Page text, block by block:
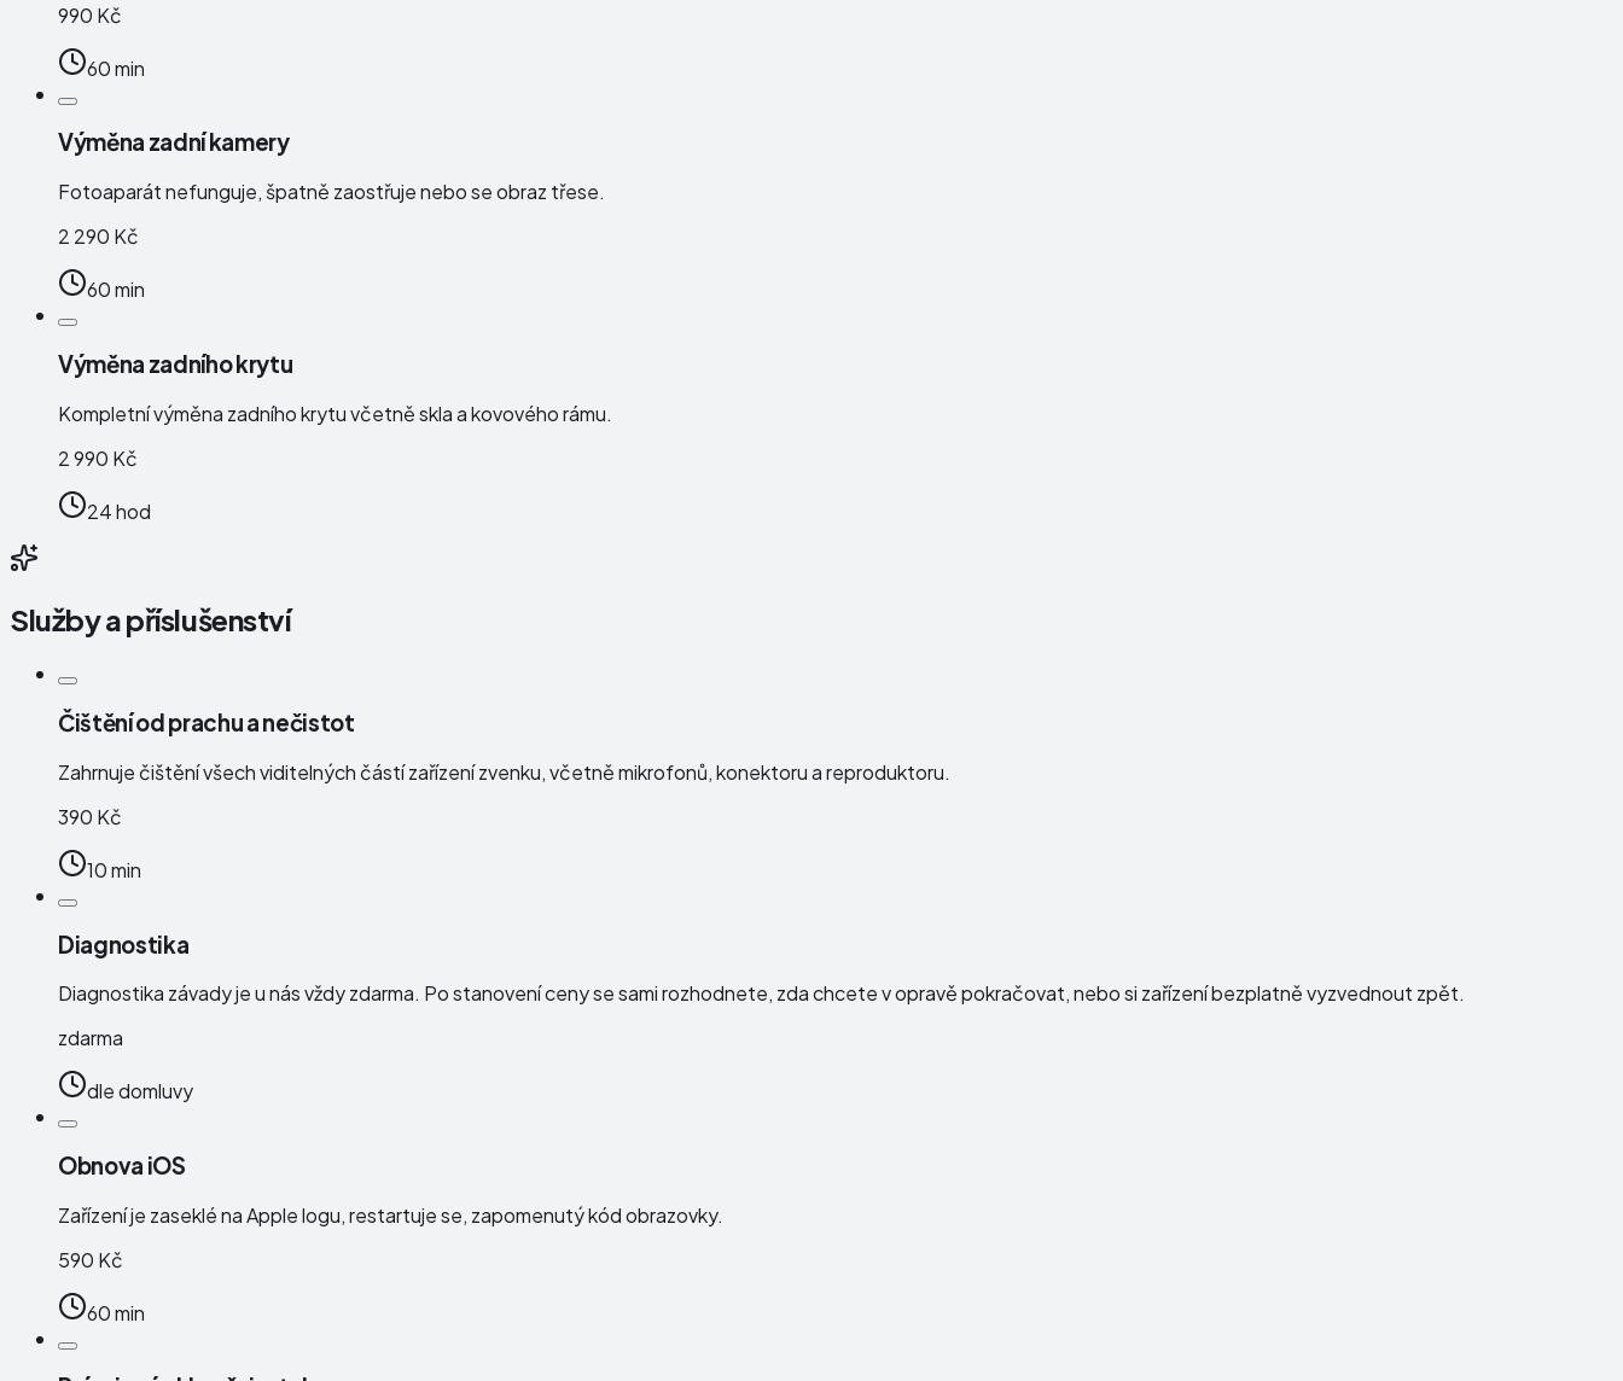
990 Kč
60 min
Výměna zadní kamery
Fotoaparát nefunguje, špatně zaostřuje nebo se obraz třese.
2 290 Kč
60 min
Výměna zadního krytu
Kompletní výměna zadního krytu včetně skla a kovového rámu.
2 990 Kč
24 hod
Služby a příslušenství
Čištění od prachu a nečistot
Zahrnuje čištění všech viditelných částí zařízení zvenku, včetně mikrofonů, konektoru a reproduktoru.
390 Kč
10 min
Diagnostika
Diagnostika závady je u nás vždy zdarma. Po stanovení ceny se sami rozhodnete, zda chcete v opravě pokračovat, nebo si zařízení bezplatně vyzvednout zpět.
zdarma
dle domluvy
Obnova iOS
Zařízení je zaseklé na Apple logu, restartuje se, zapomenutý kód obrazovky.
590 Kč
60 min